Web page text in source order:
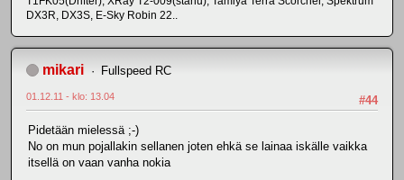
DX3R, DX3S, E-Sky Robin 22..
mikari Fullspeed RC
#44
01.12.11 - klo: 13.04
Pidetään mielessä ;-)
No on mun pojallakin sellanen joten ehkä se lainaa iskälle vaikka
itsellä on vaan vanha nokia